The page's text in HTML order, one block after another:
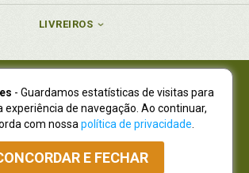
LIVREIROS
Ltda., CNPJ 77.535.508/0001-19
Ltda., CNPJ 01.701.561/0001-80
R. Flávio Dallegrave, 7665, São Lourenço |
- Paraná - CEP 82210-310
4009-3900|Vendas Atacado: (41) 4009-3939
- Guardamos estatísticas de visitas para
experiência de navegação. Ao continuar,
com nossa política de privacidade
E FECHAR